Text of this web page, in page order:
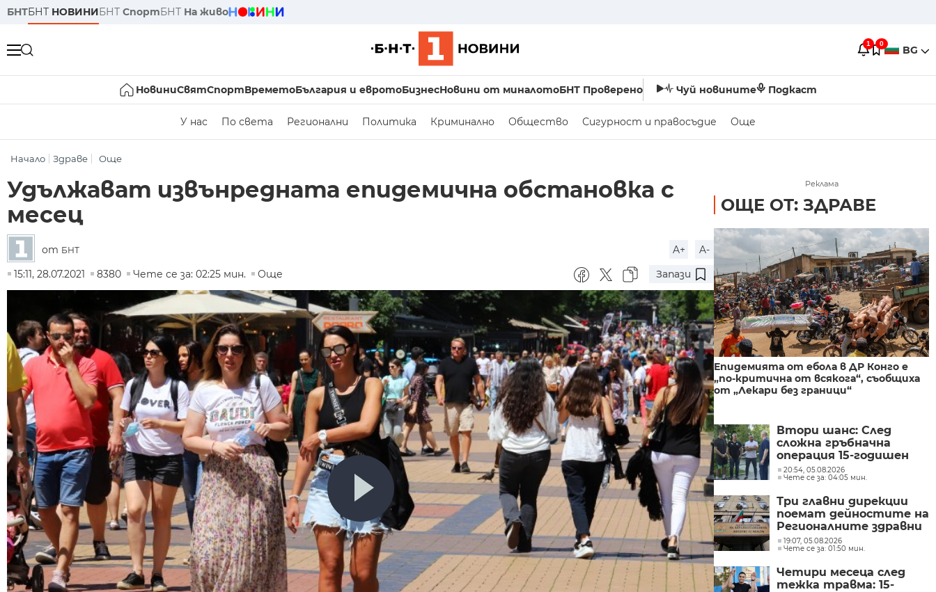
БНТБНТ НОВИНИБНТ СпортБНТ На живо
1 0 BG
НовиниСвятСпортВреметоБългария и евротоБизнесНовини от миналотоБНТ Проверено Чуй новините Подкаст
У нас По света Регионални Политика Криминално Общество Сигурност и правосъдие Още
Начало Здраве Още
Удължават извънредната епидемична обстановка с
месец
от БНТ A+
A-
15:11, 28.07.2021
8380 Чете се за: 02:25 мин. Още Запази
Реклама
ОЩЕ ОТ: ЗДРАВЕ
Епидемията от ебола в ДР Конго е
„по-критична от всякога“, съобщиха
от „Лекари без граници“
Втори шанс: След
сложна гръбначна
операция 15-годишен
състезател по борба
отново е на крака
20:54, 05.08.2026
Чете се за: 04:05 мин.
Три главни дирекции
поемат дейностите на
Регионалните здравни
инспекции
19:07, 05.08.2026
Чете се за: 01:50 мин.
Четири месеца след
тежка травма: 15-